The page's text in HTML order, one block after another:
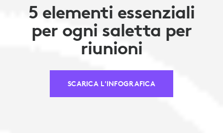
5 elementi essenziali
per ogni saletta per
riunioni
SCARICA L'INFOGRAFICA